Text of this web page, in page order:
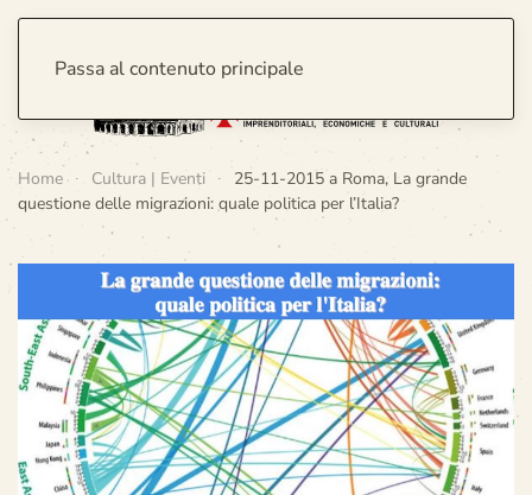
Passa al contenuto principale
Home Cultura | Eventi
25-11-2015 a Roma, La grande
questione delle migrazioni: quale politica per l’Italia?